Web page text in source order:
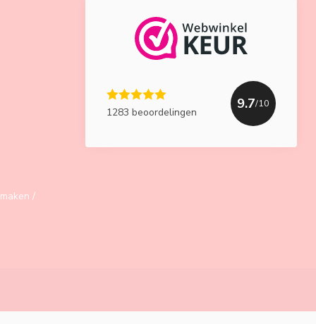
/
1283 beoordelingen
9.7/10